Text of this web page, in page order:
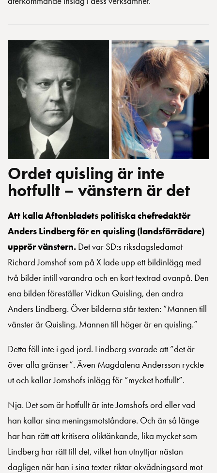
Ordet quisling är inte
hotfullt – vänstern är det
Att kalla Aftonbladets politiska chefredaktör
Anders Lindberg för en quisling (landsförrädare)
upprör vänstern. Det var SD:s riksdagsledamot
Richard Jomshof som på X lade upp ett bildinlägg med
två bilder intill varandra och en kort textrad ovanpå. Den
ena bilden föreställer Vidkun Quisling, den andra
Anders Lindberg. Över bilderna står texten: ”Mannen till
vänster är Quisling. Mannen till höger är en quisling.”
Detta föll inte i god jord. Lindberg svarade att ”det är
över alla gränser”. Även Magdalena Andersson ryckte
ut och kallar Jomshofs inlägg för ”mycket hotfullt”.
Nja. Det som är hotfullt är inte Jomshofs ord eller vad
han kallar sina meningsmotståndare. Och än så länge
har han rätt att kritisera oliktänkande, lika mycket som
Lindberg har rätt till det, vilket han utnyttjar nästan
dagligen när han i sina texter riktar okvädningsord mot